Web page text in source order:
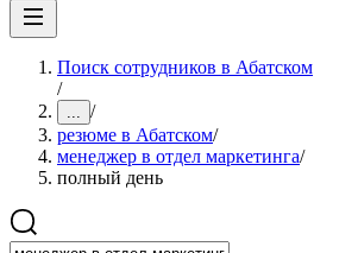
Поиск сотрудников в Абатском
/
... /
резюме в Абатском/
менеджер в отдел маркетинга/
полный день